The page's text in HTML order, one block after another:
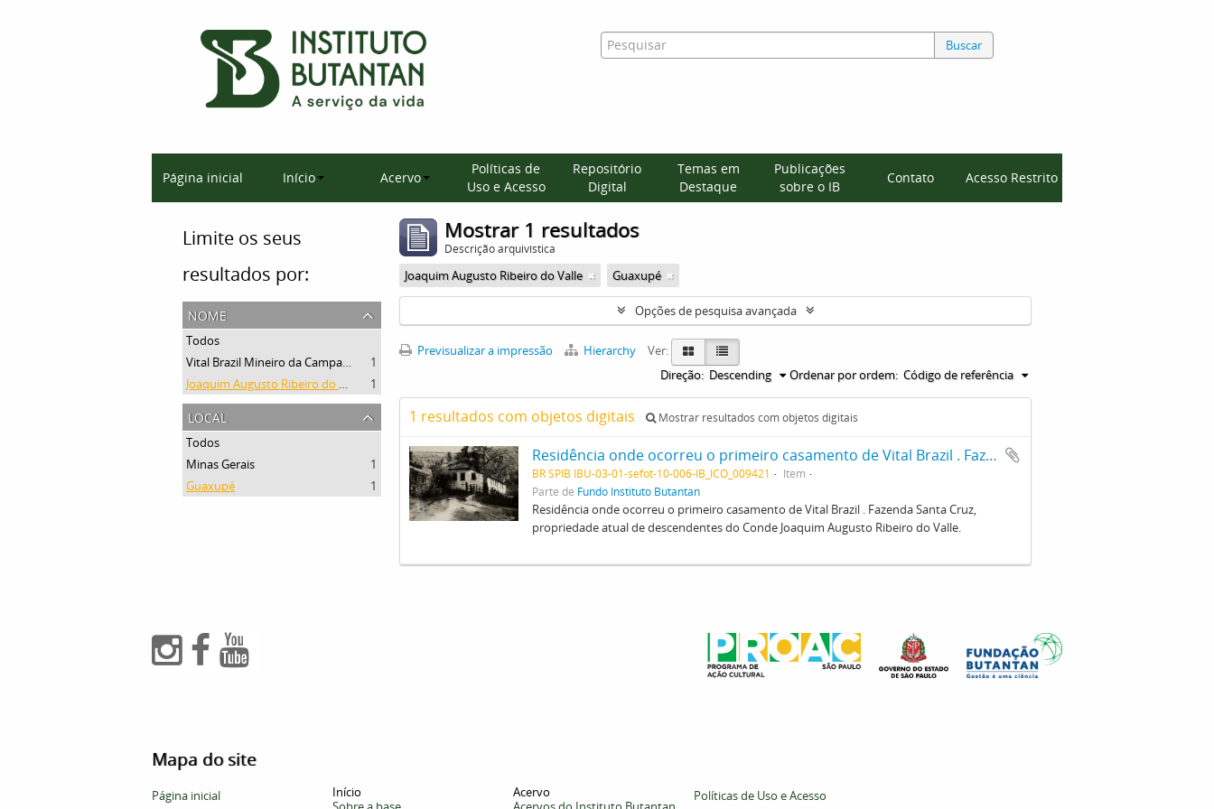
Buscar
Página inicial Início Acervo
Políticas de
Uso e Acesso
Repositório
Digital
Temas em
Destaque
Publicações
sobre o IB
Contato Acesso Restrito
Limite os seus
resultados por:
nome
Todos
Vital Brazil Mineiro da Campanha
1
Joaquim Augusto Ribeiro do Valle
1
local
Todos
Minas Gerais
1
Guaxupé
1
Mostrar 1 resultados
Descrição arquivística
Joaquim Augusto Ribeiro do Valle Guaxupé
Opções de pesquisa avançada
Previsualizar a impressão Hierarchy
Ver:
Ordenar por ordem: Código de referência
Direção: Descending
1 resultados com objetos digitais Mostrar resultados com objetos digitais
Residência onde ocorreu o primeiro casamento de Vital Brazil . Fazenda Santa Cruz, propriedade atual de descendentes do Conde Joaquim Augusto Ribeiro do Valle.
BR SPIB IBU-03-01-sefot-10-006-IB_ICO_009421
Item
Parte de Fundo Instituto Butantan
Residência onde ocorreu o primeiro casamento de Vital Brazil . Fazenda Santa Cruz,
propriedade atual de descendentes do Conde Joaquim Augusto Ribeiro do Valle.
Mapa do site
Página inicial
Início
Acervo
Políticas de Uso e Acesso